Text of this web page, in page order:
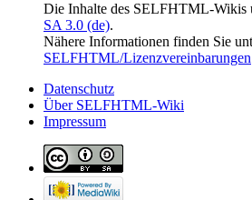
Die Inhalte des SELFHTML-Wikis
SA 3.0 (de).
Nähere Informationen finden Sie
SELFHTML/Lizenzvereinbarungen
Datenschutz
Über SELFHTML-Wiki
Impressum